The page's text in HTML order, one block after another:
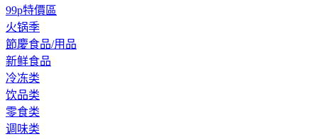
99p特價區
火锅季
節慶食品/用品
新鲜食品
冷冻类
饮品类
零食类
调味类